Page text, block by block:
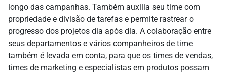
longo das campanhas. Também auxilia seu time com
propriedade e divisão de tarefas e permite rastrear o
progresso dos projetos dia após dia. A colaboração entre
seus departamentos e vários companheiros de time
também é levada em conta, para que os times de vendas,
times de marketing e especialistas em produtos possam